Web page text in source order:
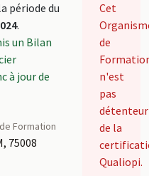
période du
.
un Bilan
à jour de
Formation
75008
Cet
de
n'est
pas
détenteur
de la
Qualiopi.